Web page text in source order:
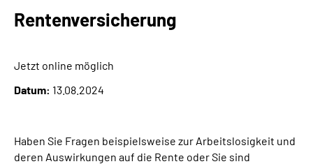
Experten
Über uns & Presse
Suche
Rentenversicherung
Jetzt online möglich
Datum: 13.08.2024
Haben Sie Fragen beispielsweise zur Arbeitslosigkeit und
deren Auswirkungen auf die Rente oder Sie sind